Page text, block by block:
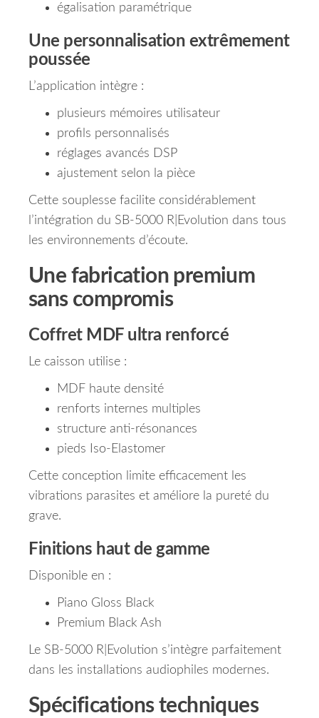
égalisation paramétrique
Une personnalisation extrêmement
poussée
L’application intègre :
plusieurs mémoires utilisateur
profils personnalisés
réglages avancés DSP
ajustement selon la pièce
Cette souplesse facilite considérablement
l’intégration du SB-5000 R|Evolution dans tous
les environnements d’écoute.
Une fabrication premium
sans compromis
Coffret MDF ultra renforcé
Le caisson utilise :
MDF haute densité
renforts internes multiples
structure anti-résonances
pieds Iso-Elastomer
Cette conception limite efficacement les
vibrations parasites et améliore la pureté du
grave.
Finitions haut de gamme
Disponible en :
Piano Gloss Black
Premium Black Ash
Le SB-5000 R|Evolution s’intègre parfaitement
dans les installations audiophiles modernes.
Spécifications techniques